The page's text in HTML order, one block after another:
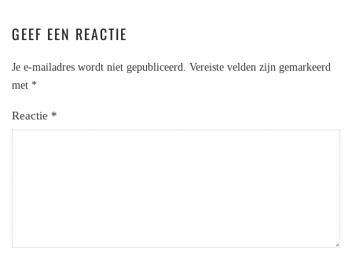
GEEF EEN REACTIE
Je e-mailadres wordt niet gepubliceerd. Vereiste velden zijn gemarkeerd
met *
Reactie *